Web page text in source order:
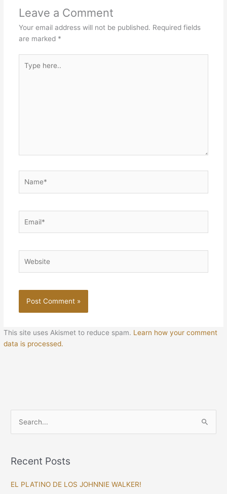
Leave a Comment
Your email address will not be published. Required fields
are marked *
here..
This site uses Akismet to reduce spam. Learn how your comment
data is processed.
rRecent Posts
EL PLATINO DE LOS JOHNNIE WALKER!